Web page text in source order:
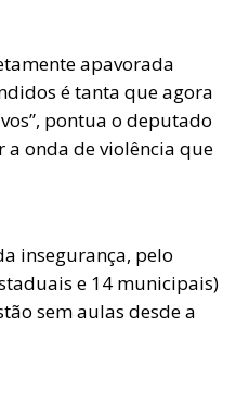
apavorada
é tanta que agora
pontua o deputado
a onda de violência que
insegurança, pelo
e 14 municipais)
sem aulas desde a